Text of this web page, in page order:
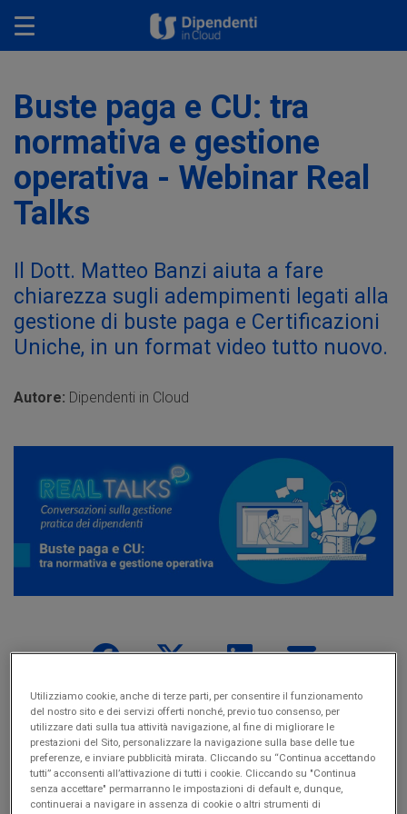
Toggle navigation
Buste paga e CU: tra
normativa e gestione
operativa - Webinar Real
Talks
Il Dott. Matteo Banzi aiuta a fare
chiarezza sugli adempimenti legati alla
gestione di buste paga e Certificazioni
Uniche, in un format video tutto nuovo.
Autore: Dipendenti in Cloud
CONDIVIDI
Lagestione operativa delle buste pagaè una delle
funzioni più rilevanti in ambito aziendale, ma non solo: si
tratta anche diuna delle mansioni più cariche a livello di
adempimentia livello fiscale e burocratico.
Utilizziamo cookie, anche di terze parti, per consentire il funzionamento
del nostro sito e dei servizi offerti nonché, previo tuo consenso, per
utilizzare dati sulla tua attività navigazione, al fine di migliorare le
prestazioni del Sito, personalizzare la navigazione sulla base delle tue
preferenze, e inviare pubblicità mirata. Cliccando su “Continua accettando
tutti” acconsenti all’attivazione di tutti i cookie. Cliccando su "Continua
senza accettare" permarranno le impostazioni di default e, dunque,
continuerai a navigare in assenza di cookie o altri strumenti di